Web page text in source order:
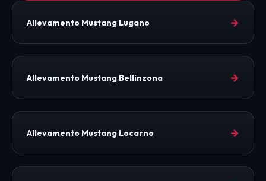
Allevamento Mustang Lugano →
Allevamento Mustang Bellinzona →
Allevamento Mustang Locarno →